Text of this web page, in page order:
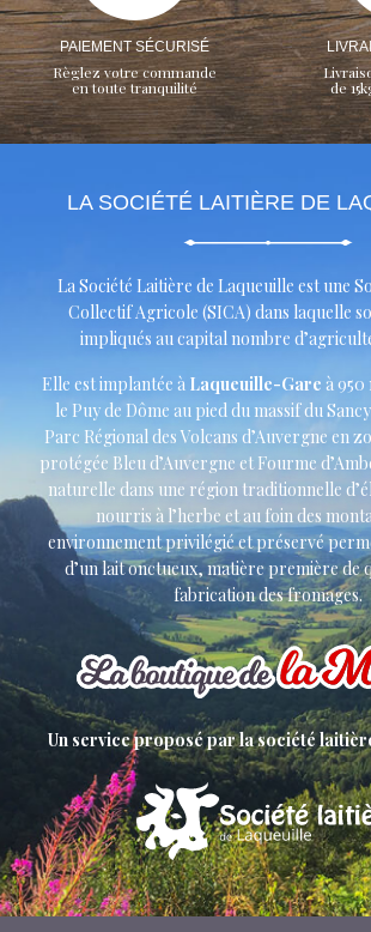
PAIEMENT SÉCURISÉ
Règlez votre commande
en toute tranquilité
de
LA SOCIÉTÉ LAITIÈRE DE
La Société Laitière de Laqueuille est une
Collectif Agricole (SICA) dans laquelle
impliqués au capital nombre
Elle est implantée à Laqueuille-Gare à 950
le Puy de Dôme au pied du massif du
Parc Régional des Volcans d’Auvergne en
protégée Bleu d’Auvergne et Fourme
naturelle dans une région traditionnelle
nourris à l’herbe et au foin des
environnement privilégié et préservé
d’un lait onctueux, matière première de
fabrication des fromages.
Un service proposé par la société